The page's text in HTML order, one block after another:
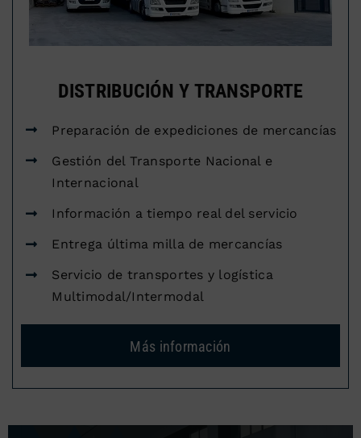
DISTRIBUCIÓN Y TRANSPORTE
Preparación de expediciones de mercancías
Gestión del Transporte Nacional e
Internacional
Información a tiempo real del servicio
Entrega última milla de mercancías
Servicio de transportes y logística
Multimodal/Intermodal
Más información